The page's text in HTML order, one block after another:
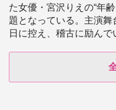
た女優・宮沢りえの“年
題となっている。主演
日に控え、稽古に励ん